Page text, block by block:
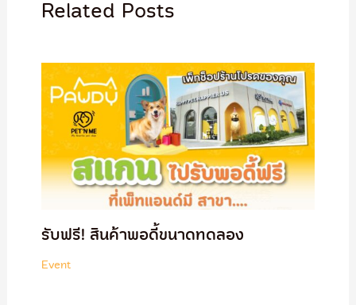
Related Posts
รับฟรี! สินค้าพอดี้ขนาดทดลอง
Event